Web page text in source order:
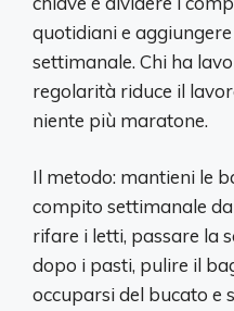
quotidiani e
settimanale. Chi ha
regolarità riduce il
niente più maratone.
Il metodo: mantieni le
compito settimanale
rifare i letti, passare la
dopo i pasti, pulire il
occuparsi del bucato e